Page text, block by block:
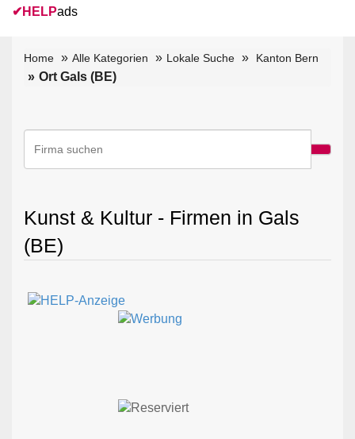
✔ HELPads
Home Alle Kategorien Lokale Suche Kanton Bern
Ort Gals (BE)
Kunst & Kultur - Firmen in Gals
(BE)